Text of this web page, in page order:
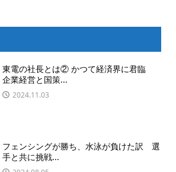
東電の社長とは② かつて経済界に君臨
企業経営と国策...
2024.11.03
フェンシングが勝ち、水泳が負けた訳 選
手と共に挑戦...